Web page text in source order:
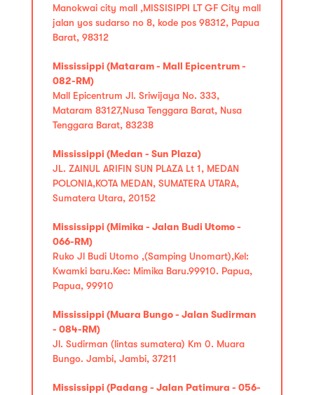
Manokwai city mall ,MISSISIPPI LT GF City mall
jalan yos sudarso no 8, kode pos 98312, Papua
Barat, 98312
Mississippi (Mataram - Mall Epicentrum -
082-RM)
Mall Epicentrum Jl. Sriwijaya No. 333,
Mataram 83127,Nusa Tenggara Barat, Nusa
Tenggara Barat, 83238
Mississippi (Medan - Sun Plaza)
JL. ZAINUL ARIFIN SUN PLAZA Lt 1, MEDAN
POLONIA,KOTA MEDAN, SUMATERA UTARA,
Sumatera Utara, 20152
Mississippi (Mimika - Jalan Budi Utomo -
066-RM)
Ruko Jl Budi Utomo ,(Samping Unomart),Kel:
Kwamki baru.Kec: Mimika Baru.99910. Papua,
Papua, 99910
Mississippi (Muara Bungo - Jalan Sudirman
- 084-RM)
Jl. Sudirman (lintas sumatera) Km 0. Muara
Bungo. Jambi, Jambi, 37211
Mississippi (Padang - Jalan Patimura - 056-